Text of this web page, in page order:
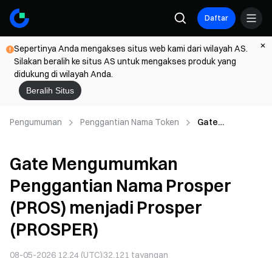
Daftar
Sepertinya Anda mengakses situs web kami dari wilayah AS.
Silakan beralih ke situs AS untuk mengakses produk yang
didukung di wilayah Anda.
Beralih Situs
Pengumuman Penggantian Nama Token
Gate
Prosper
(PROSPER)
Gate Mengumumkan
Penggantian Nama Prosper
(PROS) menjadi Prosper
(PROSPER)
08-05-2026 12.24 (UTC)32.121 tayangan